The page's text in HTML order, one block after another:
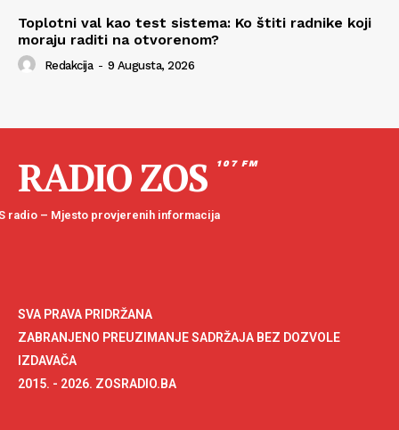
Toplotni val kao test sistema: Ko štiti radnike koji
moraju raditi na otvorenom?
Redakcija - 9 Augusta, 2026
RADIO ZOS 107 FM
radio – Mjesto provjerenih informacija
SVA PRAVA PRIDRŽANA
ZABRANJENO PREUZIMANJE SADRŽAJA BEZ DOZVOLE
IZDAVAČA
2015. - 2026. ZOSRADIO.BA